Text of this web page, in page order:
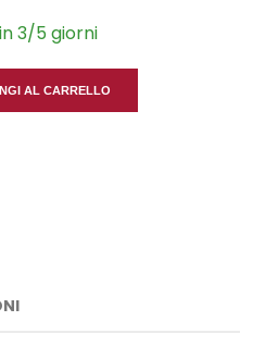
3/5 giorni
AL CARRELLO